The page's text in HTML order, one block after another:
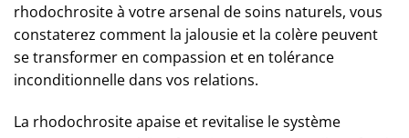
rhodochrosite à votre arsenal de soins naturels, vous
constaterez comment la jalousie et la colère peuvent
se transformer en compassion et en tolérance
inconditionnelle dans vos relations.
La rhodochrosite apaise et revitalise le système